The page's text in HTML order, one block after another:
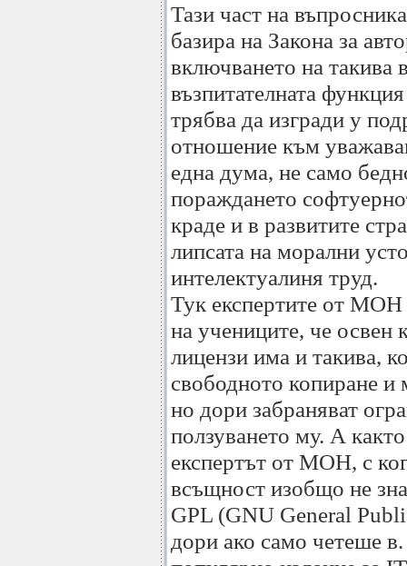
Тази част на
базира на Закона за
включването на такива
възпитателната
трябва да изгради у
отношение към
една дума, не само
пораждането
краде и в развитите
липсата на морални
интелектуалиня труд.
Тук експертите от МОН
на учениците, че освен
лицензи има и такива,
свободното копиране
но дори забраняват
ползуването му. А
експертът от МОН, с
всъщност изобщо не
GPL (GNU General
дори ако само четеше